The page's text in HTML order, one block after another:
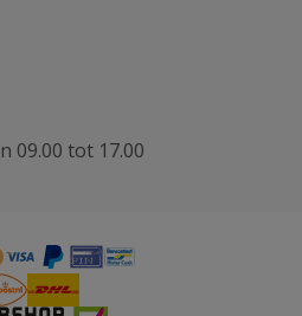
09.00 tot 17.00